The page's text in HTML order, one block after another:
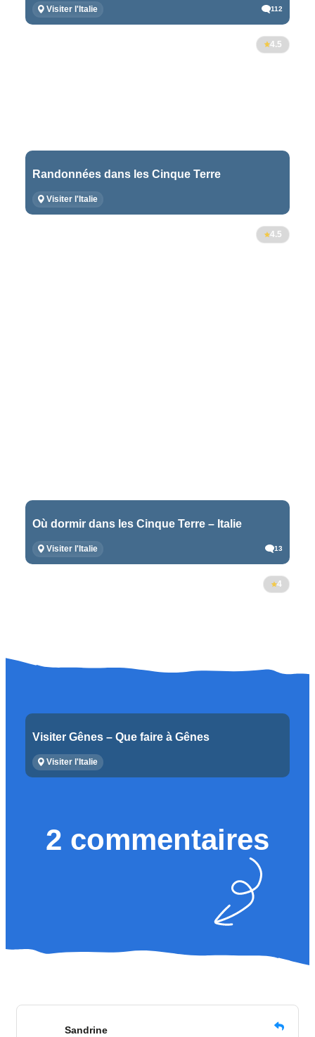
Visiter l'Italie 112
4.5
Randonnées dans les Cinque Terre
Visiter l'Italie
4.5
Où dormir dans les Cinque Terre – Italie
Visiter l'Italie 13
4
Visiter Gênes – Que faire à Gênes
Visiter l'Italie
2 commentaires
Sandrine